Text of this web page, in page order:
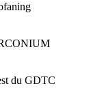
du GDTC